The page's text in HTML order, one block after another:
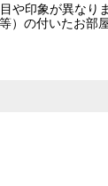
や印象が異なり
）の付いたお部